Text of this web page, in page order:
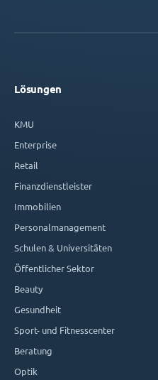
Lösungen
KMU
Enterprise
Retail
Finanzdienstleister
Immobilien
Personalmanagement
Schulen & Universitäten
Öffentlicher Sektor
Beauty
Gesundheit
Sport- und Fitnesscenter
Beratung
Optik